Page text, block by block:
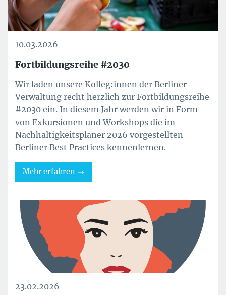
10.03.2026
Fortbildungsreihe #2030
Wir laden unsere Kolleg:innen der Berliner
Verwaltung recht herzlich zur Fortbildungsreihe
#2030 ein. In diesem Jahr werden wir in Form
von Exkursionen und Workshops die im
Nachhaltigkeitsplaner 2026 vorgestellten
Berliner Best Practices kennenlernen.
Mehr erfahren
23.02.2026